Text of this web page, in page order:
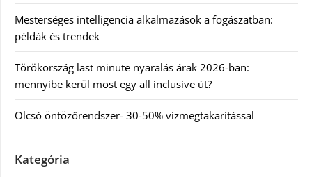
Mesterséges intelligencia alkalmazások a fogászatban:
példák és trendek
Törökország last minute nyaralás árak 2026-ban:
mennyibe kerül most egy all inclusive út?
Olcsó öntözőrendszer- 30-50% vízmegtakarítással
Kategória